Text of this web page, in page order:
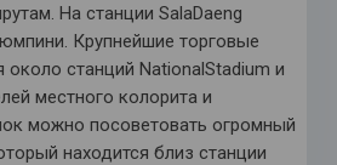
На станции SalaDaeng
Крупнейшие торговые
около станций NationalStadium и
местного колорита и
можно посоветовать огромный
находится близ станции